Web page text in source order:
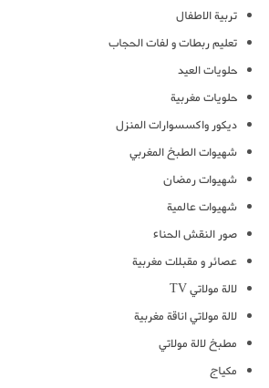
تربية الاطفال
تعليم ربطات و لفات الحجاب
حلويات العيد
حلويات مغربية
ديكور واكسسوارات المنزل
شهيوات الطبخ المغربي
شهيوات رمضان
شهيوات عالمية
صور النقش الحناء
عصائر و مقبلات مغربية
لالة مولاتي TV
لالة مولاتي اناقة مغربية
مطبخ لالة مولاتي
مكياج